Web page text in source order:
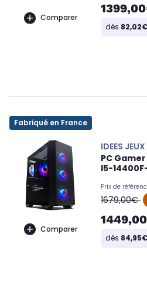
Comparer
dès
Fabriqué en France
Comparer
IDEES JEUX
PC Gamer
I5-
Prix de
oldPrice
1679,00€
dès